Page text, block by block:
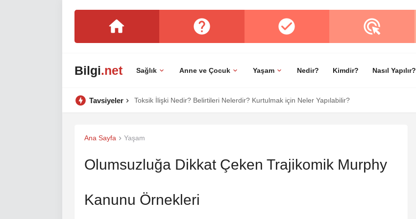
Bilgi.net Sağlık Anne ve Çocuk Yaşam Nedir? Kimdir? Nasıl Yapılır?
Tavsiyeler Gerçek Dostluk Nedir? Sahte Dostlar Nasıl Anlaşılır?
Ana Sayfa Yaşam
Olumsuzluğa Dikkat Çeken Trajikomik Murphy
Kanunu Örnekleri